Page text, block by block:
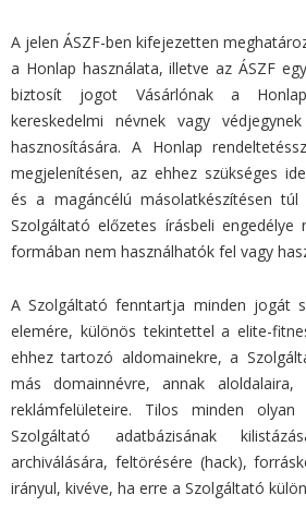
A jelen ÁSZF-ben kifejezetten
a Honlap használata, illetve az ÁSZF
biztosít jogot Vásárlónak a
kereskedelmi névnek vagy
hasznosítására. A Honlap
megjelenítésen, az ehhez szükséges
és a magáncélú másolatkészítésen
Szolgáltató előzetes írásbeli engedélye
formában nem használhatók fel vagy
A Szolgáltató fenntartja minden jogát
elemére, különös tekintettel a elite-
ehhez tartozó aldomainekre, a
más domainnévre, annak
reklámfelületeire. Tilos minden
Szolgáltató adatbázisának
archiválására, feltörésére (hack),
irányul, kivéve, ha erre a Szolgáltató